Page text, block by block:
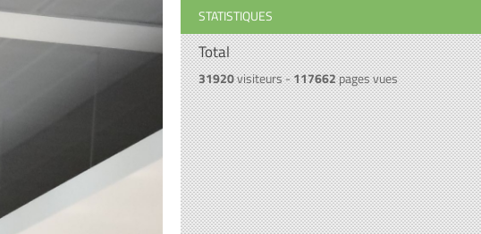
STATISTIQUES
Total
31920visiteurs -117662pages vues